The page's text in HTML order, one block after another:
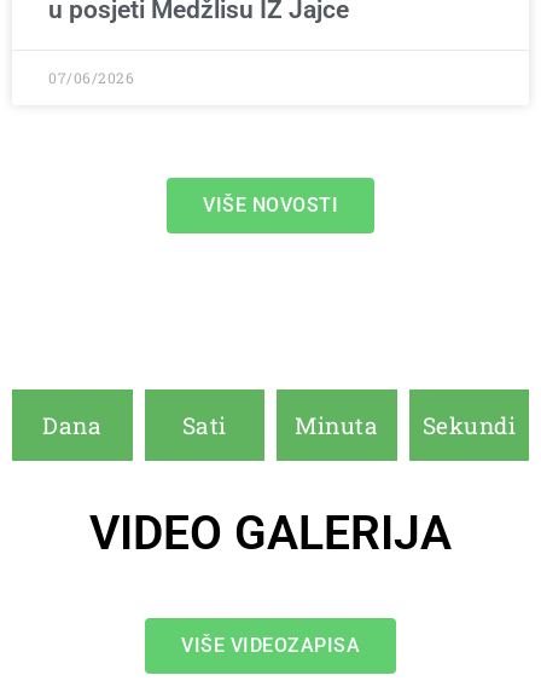
u posjeti Medžlisu IZ Jajce
07/06/2026
VIŠE NOVOSTI
Dana Sati Minuta Sekundi
VIDEO GALERIJA
VIŠE VIDEOZAPISA